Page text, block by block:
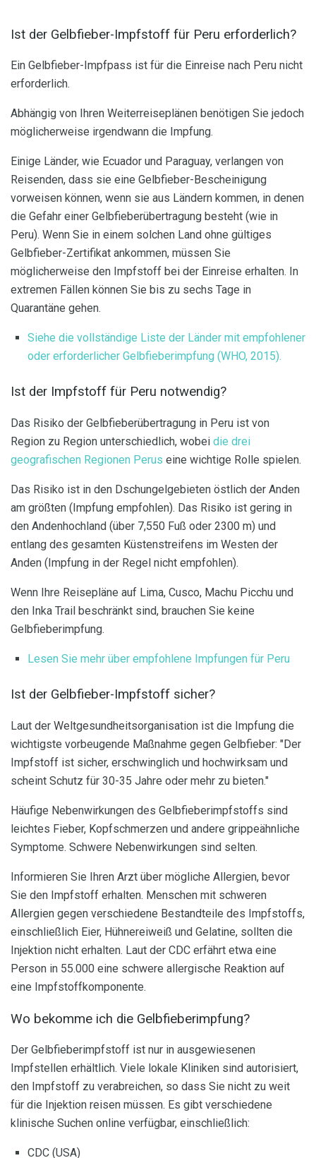
Ist der Gelbfieber-Impfstoff für Peru erforderlich?
Ein Gelbfieber-Impfpass ist für die Einreise nach Peru nicht
erforderlich.
Abhängig von Ihren Weiterreiseplänen benötigen Sie jedoch
möglicherweise irgendwann die Impfung.
Einige Länder, wie Ecuador und Paraguay, verlangen von
Reisenden, dass sie eine Gelbfieber-Bescheinigung
vorweisen können, wenn sie aus Ländern kommen, in denen
die Gefahr einer Gelbfieberübertragung besteht (wie in
Peru). Wenn Sie in einem solchen Land ohne gültiges
Gelbfieber-Zertifikat ankommen, müssen Sie
möglicherweise den Impfstoff bei der Einreise erhalten. In
extremen Fällen können Sie bis zu sechs Tage in
Quarantäne gehen.
Siehe die vollständige Liste der Länder mit empfohlener
oder erforderlicher Gelbfieberimpfung (WHO, 2015).
Ist der Impfstoff für Peru notwendig?
Das Risiko der Gelbfieberübertragung in Peru ist von
Region zu Region unterschiedlich, wobei die drei
geografischen Regionen Perus eine wichtige Rolle spielen.
Das Risiko ist in den Dschungelgebieten östlich der Anden
am größten (Impfung empfohlen). Das Risiko ist gering in
den Andenhochland (über 7,550 Fuß oder 2300 m) und
entlang des gesamten Küstenstreifens im Westen der
Anden (Impfung in der Regel nicht empfohlen).
Wenn Ihre Reisepläne auf Lima, Cusco, Machu Picchu und
den Inka Trail beschränkt sind, brauchen Sie keine
Gelbfieberimpfung.
Lesen Sie mehr über empfohlene Impfungen für Peru
Ist der Gelbfieber-Impfstoff sicher?
Laut der Weltgesundheitsorganisation ist die Impfung die
wichtigste vorbeugende Maßnahme gegen Gelbfieber: "Der
Impfstoff ist sicher, erschwinglich und hochwirksam und
scheint Schutz für 30-35 Jahre oder mehr zu bieten."
Häufige Nebenwirkungen des Gelbfieberimpfstoffs sind
leichtes Fieber, Kopfschmerzen und andere grippeähnliche
Symptome. Schwere Nebenwirkungen sind selten.
Informieren Sie Ihren Arzt über mögliche Allergien, bevor
Sie den Impfstoff erhalten. Menschen mit schweren
Allergien gegen verschiedene Bestandteile des Impfstoffs,
einschließlich Eier, Hühnereiweiß und Gelatine, sollten die
Injektion nicht erhalten. Laut der CDC erfährt etwa eine
Person in 55.000 eine schwere allergische Reaktion auf
eine Impfstoffkomponente.
Wo bekomme ich die Gelbfieberimpfung?
Der Gelbfieberimpfstoff ist nur in ausgewiesenen
Impfstellen erhältlich. Viele lokale Kliniken sind autorisiert,
den Impfstoff zu verabreichen, so dass Sie nicht zu weit
für die Injektion reisen müssen. Es gibt verschiedene
klinische Suchen online verfügbar, einschließlich:
CDC (USA)